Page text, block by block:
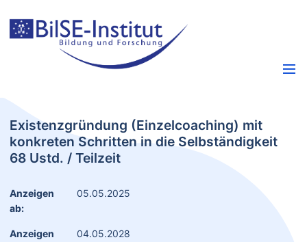
Existenzgründung (Einzelcoaching) mit
konkreten Schritten in die Selbständigkeit
68 Ustd. / Teilzeit
Anzeigen
ab:
05.05.2025
Anzeigen
04.05.2028